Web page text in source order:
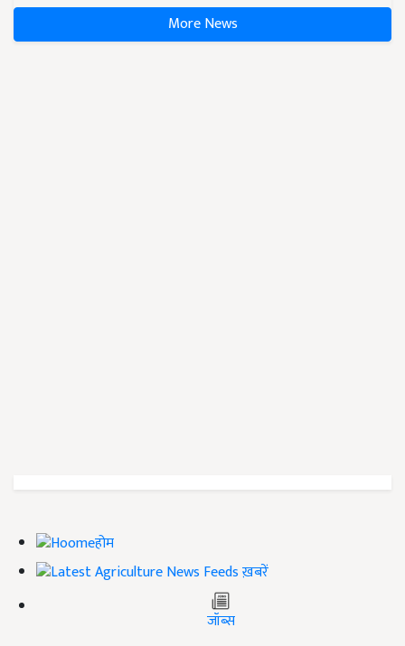
More News
होम
ख़बरें
जॉब्स